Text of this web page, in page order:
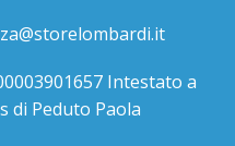
Intestato a
di Peduto Paola